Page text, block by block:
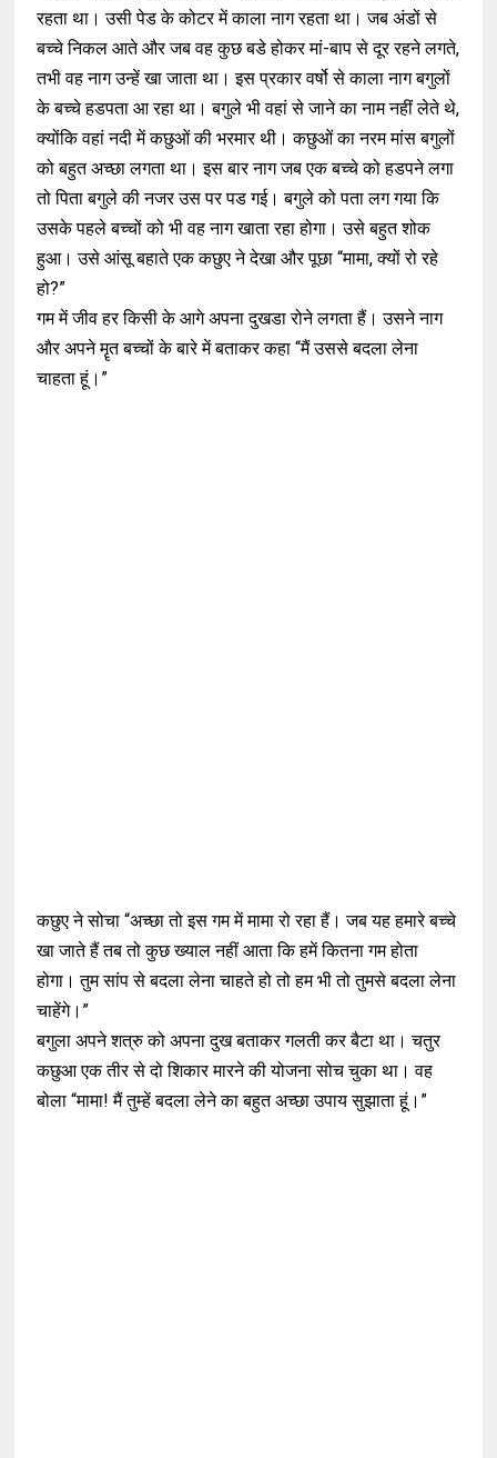
रहता था। उसी पेड के कोटर में काला नाग रहता था। जब अंडों से
बच्चे निकल आते और जब वह कुछ बडे होकर मां-बाप से दूर रहने लगते,
तभी वह नाग उन्हें खा जाता था। इस प्रकार वर्षो से काला नाग बगुलों
के बच्चे हडपता आ रहा था। बगुले भी वहां से जाने का नाम नहीं लेते थे,
क्योंकि वहां नदी में कछुओं की भरमार थी। कछुओं का नरम मांस बगुलों
को बहुत अच्छा लगता था। इस बार नाग जब एक बच्चे को हडपने लगा
तो पिता बगुले की नजर उस पर पड गई। बगुले को पता लग गया कि
उसके पहले बच्चों को भी वह नाग खाता रहा होगा। उसे बहुत शोक
हुआ। उसे आंसू बहाते एक कछुए ने देखा और पूछा “मामा, क्यों रो रहे
हो?”
गम में जीव हर किसी के आगे अपना दुखडा रोने लगता हैं। उसने नाग
और अपने मॄत बच्चों के बारे में बताकर कहा “मैं उससे बदला लेना
चाहता हूं।”
कछुए ने सोचा “अच्छा तो इस गम में मामा रो रहा हैं। जब यह हमारे बच्चे
खा जाते हैं तब तो कुछ ख्याल नहीं आता कि हमें कितना गम होता
होगा। तुम सांप से बदला लेना चाहते हो तो हम भी तो तुमसे बदला लेना
चाहेंगे।”
बगुला अपने शत्रु को अपना दुख बताकर गलती कर बैटा था। चतुर
कछुआ एक तीर से दो शिकार मारने की योजना सोच चुका था। वह
बोला “मामा! मैं तुम्हें बदला लेने का बहुत अच्छा उपाय सुझाता हूं।”